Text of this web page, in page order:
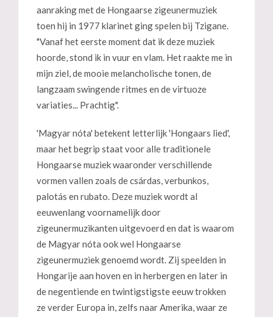
aanraking met de Hongaarse zigeunermuziek
toen hij in 1977 klarinet ging spelen bij Tzigane.
"Vanaf het eerste moment dat ik deze muziek
hoorde, stond ik in vuur en vlam. Het raakte me in
mijn ziel, de mooie melancholische tonen, de
langzaam swingende ritmes en de virtuoze
variaties... Prachtig".
'Magyar nóta' betekent letterlijk 'Hongaars lied',
maar het begrip staat voor alle traditionele
Hongaarse muziek waaronder verschillende
vormen vallen zoals de csárdas, verbunkos,
palotás en rubato. Deze muziek wordt al
eeuwenlang voornamelijk door
zigeunermuzikanten uitgevoerd en dat is waarom
de Magyar nóta ook wel Hongaarse
zigeunermuziek genoemd wordt. Zij speelden in
Hongarije aan hoven en in herbergen en later in
de negentiende en twintigstigste eeuw trokken
ze verder Europa in, zelfs naar Amerika, waar ze